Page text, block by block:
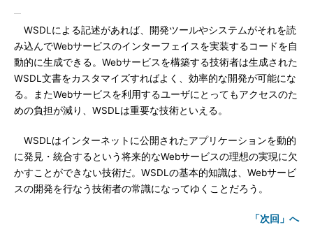
WSDLによる記述があれば、開発ツールやシステムがそれを読
み込んでWebサービスのインターフェイスを実装するコードを自
動的に生成できる。Webサービスを構築する技術者は生成された
WSDL文書をカスタマイズすればよく、効率的な開発が可能にな
る。またWebサービスを利用するユーザにとってもアクセスのた
めの負担が減り、WSDLは重要な技術といえる。
WSDLはインターネットに公開されたアプリケーションを動的
に発見・統合するという将来的なWebサービスの理想の実現に欠
かすことができない技術だ。WSDLの基本的知識は、Webサービ
スの開発を行なう技術者の常識になってゆくことだろう。
「次回」へ